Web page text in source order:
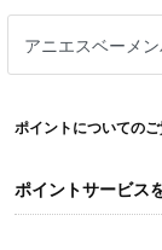
ポイントについての
ポイントサービス